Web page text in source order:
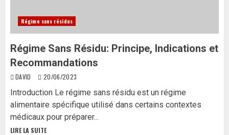
Régime sans résidus
Régime Sans Résidu: Principe, Indications et
Recommandations
DAVID 20/06/2023
Introduction Le régime sans résidu est un régime
alimentaire spécifique utilisé dans certains contextes
médicaux pour préparer...
LIRE LA SUITE